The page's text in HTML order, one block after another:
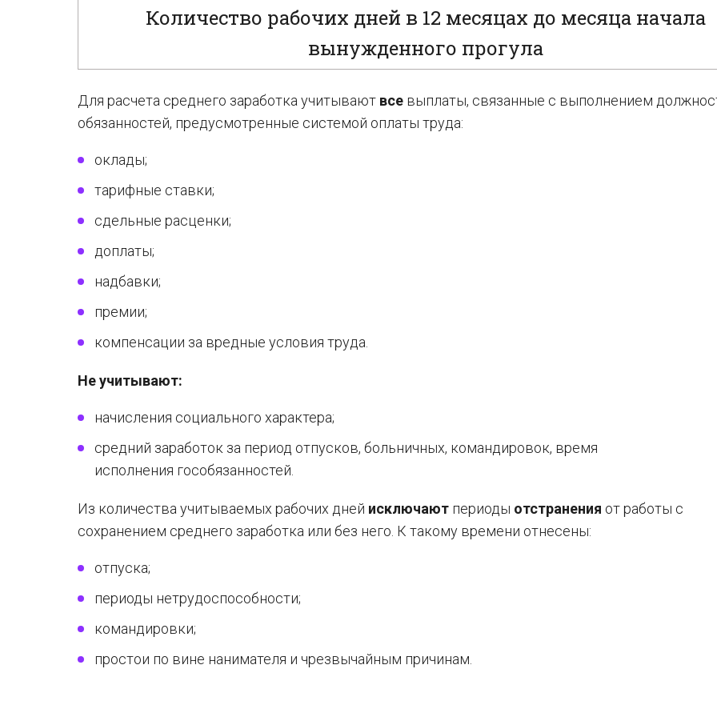
Количество рабочих дней в 12 месяцах до месяца начала
вынужденного прогула
Для расчета среднего заработка учитывают все выплаты, связанные с выполнением
обязанностей, предусмотренные системой оплаты труда:
оклады;
тарифные ставки;
сдельные расценки;
доплаты;
надбавки;
премии;
компенсации за вредные условия труда.
Не учитывают:
начисления социального характера;
средний заработок за период отпусков, больничных, командировок, время
исполнения гособязанностей.
Из количества учитываемых рабочих дней исключают периоды отстранения от работы с
сохранением среднего заработка или без него. К такому времени отнесены:
отпуска;
периоды нетрудоспособности;
командировки;
простои по вине нанимателя и чрезвычайным причинам.